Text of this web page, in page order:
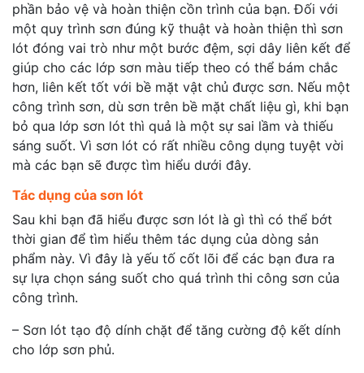
phần bảo vệ và hoàn thiện cồn trình của bạn. Đối với
một quy trình sơn đúng kỹ thuật và hoàn thiện thì sơn
lót đóng vai trò như một bước đệm, sợi dây liên kết để
giúp cho các lớp sơn màu tiếp theo có thể bám chắc
hơn, liên kết tốt với bề mặt vật chủ được sơn. Nếu một
công trình sơn, dù sơn trên bề mặt chất liệu gì, khi bạn
bỏ qua lớp sơn lót thì quả là một sự sai lầm và thiếu
sáng suốt. Vì sơn lót có rất nhiều công dụng tuyệt vời
mà các bạn sẽ được tìm hiểu dưới đây.
Tác dụng của sơn lót
Sau khi bạn đã hiểu được sơn lót là gì thì có thể bớt
thời gian để tìm hiểu thêm tác dụng của dòng sản
phẩm này. Vì đây là yếu tố cốt lõi để các bạn đưa ra
sự lựa chọn sáng suốt cho quá trình thi công sơn của
công trình.
– Sơn lót tạo độ dính chặt để tăng cường độ kết dính
cho lớp sơn phủ.